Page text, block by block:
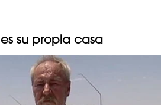
su propia casa